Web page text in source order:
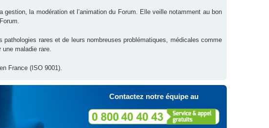
gestion, la modération et l’animation du Forum. Elle veille notamment au bon
pathologies rares et de leurs nombreuses problématiques, médicales comme
une maladie rare.
France (ISO 9001).
Contactez notre équipe au